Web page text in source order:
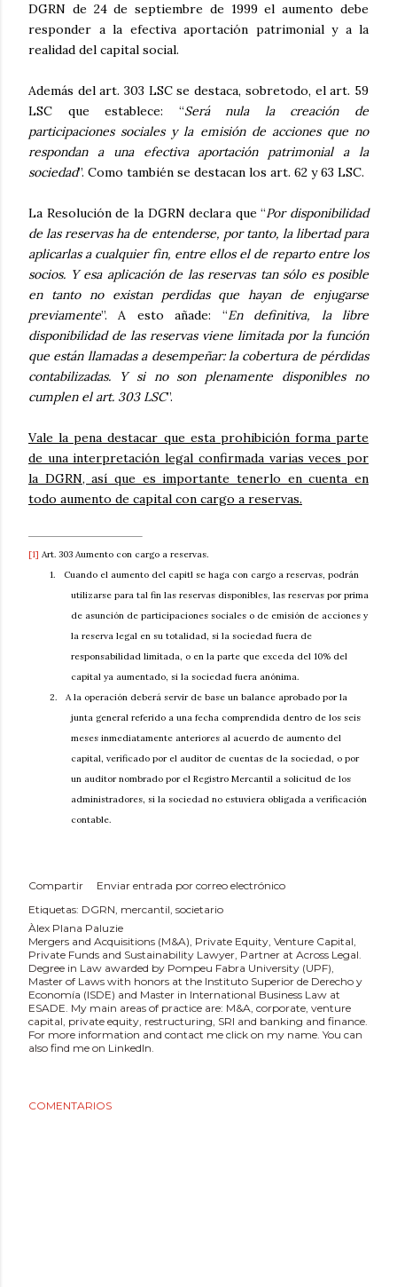
DGRN de 24 de septiembre de 1999 el aumento debe
responder a la efectiva aportación patrimonial y a la
realidad del capital social.
Además del art. 303 LSC se destaca, sobretodo, el art. 59
LSC que establece: “Será nula la creación de
participaciones sociales y la emisión de acciones que no
respondan a una efectiva aportación patrimonial a la
sociedad”. Como también se destacan los art. 62 y 63 LSC.
La Resolución de la DGRN declara que “Por disponibilidad
de las reservas ha de entenderse, por tanto, la libertad para
aplicarlas a cualquier fin, entre ellos el de reparto entre los
socios. Y esa aplicación de las reservas tan sólo es posible
en tanto no existan perdidas que hayan de enjugarse
previamente”. A esto añade: “En definitiva, la libre
disponibilidad de las reservas viene limitada por la función
que están llamadas a desempeñar: la cobertura de pérdidas
contabilizadas. Y si no son plenamente disponibles no
cumplen el art. 303 LSC”.
Vale la pena destacar que esta prohibición forma parte
de una interpretación legal confirmada varias veces por
la DGRN, así que es importante tenerlo en cuenta en
todo aumento de capital con cargo a reservas.
[1] Art. 303 Aumento con cargo a reservas.
1.
Cuando el aumento del capitl se haga con cargo a reservas, podrán
utilizarse para tal fin las reservas disponibles, las reservas por prima
de asunción de participaciones sociales o de emisión de acciones y
la reserva legal en su totalidad, si la sociedad fuera de
responsabilidad limitada, o en la parte que exceda del 10% del
capital ya aumentado, si la sociedad fuera anónima.
2.
A la operación deberá servir de base un balance aprobado por la
junta general referido a una fecha comprendida dentro de los seis
meses inmediatamente anteriores al acuerdo de aumento del
capital, verificado por el auditor de cuentas de la sociedad, o por
un auditor nombrado por el Registro Mercantil a solicitud de los
administradores, si la sociedad no estuviera obligada a verificación
contable.
Compartir
Enviar entrada por correo electrónico
Etiquetas: DGRN mercantil societario
Àlex Plana Paluzie
Mergers and Acquisitions (M&A), Private Equity, Venture Capital,
Private Funds and Sustainability Lawyer, Partner at Across Legal.
Degree in Law awarded by Pompeu Fabra University (UPF),
Master of Laws with honors at the Instituto Superior de Derecho y
Economía (ISDE) and Master in International Business Law at
ESADE. My main areas of practice are: M&A, corporate, venture
capital, private equity, restructuring, SRI and banking and finance.
For more information and contact me click on my name. You can
also find me on LinkedIn.
COMENTARIOS